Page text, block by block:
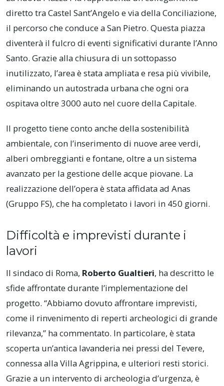
diretto tra Castel Sant’Angelo e via della Conciliazione,
il percorso che conduce a San Pietro. Questa piazza
diventerà il fulcro di eventi significativi durante l’Anno
Santo. Grazie alla chiusura di un sottopasso
inutilizzato, l’area è stata ampliata e resa più vivibile,
eliminando un autostrada urbana che ogni ora
ospitava oltre 3000 auto nel cuore della Capitale.
Il progetto tiene conto anche della sostenibilità
ambientale, con l’inserimento di nuove aree verdi,
alberi ombreggianti e fontane, oltre a un sistema
avanzato per la gestione delle acque piovane. La
realizzazione dell’opera è stata affidata ad Anas
(Gruppo FS), che ha completato i lavori in 450 giorni.
Difficoltà e imprevisti durante i
lavori
Il sindaco di Roma, Roberto Gualtieri, ha descritto le
sfide affrontate durante l’implementazione del
progetto. “Abbiamo dovuto affrontare imprevisti,
come il rinvenimento di reperti archeologici di grande
rilevanza,” ha commentato. In particolare, è stata
scoperta un’antica lavanderia nei pressi del Tevere,
connessa alla Villa Agrippina, e ulteriori resti storici.
Grazie a un intervento di archeologia d’urgenza, è